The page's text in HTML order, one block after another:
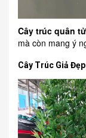
Cây trúc quân
mà còn mang ý
Cây Trúc Giả